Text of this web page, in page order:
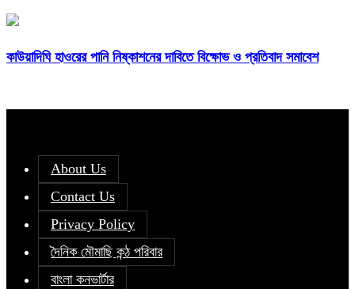
কাউয়াদিঘি হাওরের পানি নিষ্কাশনের দাবিতে বিক্ষোভ ও প্রতিবাদ সমাবেশ
About Us
Contact Us
Privacy Policy
দৈনিক মৌমাছি কন্ঠ পরিবার
বাংলা কনভার্টার